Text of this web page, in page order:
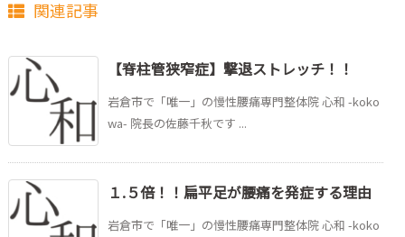
関連記事
【脊柱管狭窄症】撃退ストレッチ！！
岩倉市で「唯一」の慢性腰痛専門整体院 心和 -koko
wa- 院長の佐藤千秋です ...
１.５倍！！扁平足が腰痛を発症する理由
岩倉市で「唯一」の慢性腰痛専門整体院 心和 -koko